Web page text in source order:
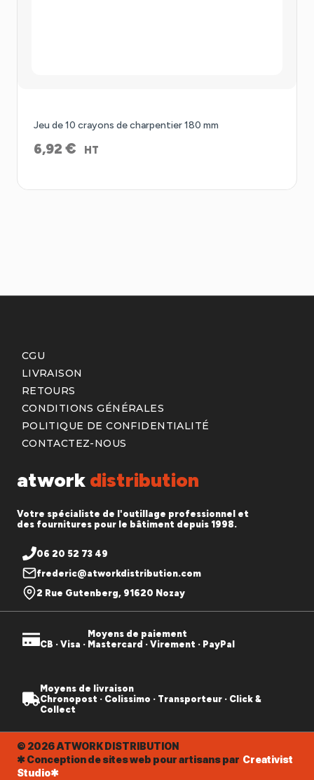
Jeu de 10 crayons de charpentier 180 mm
6,92 € HT
atwork distribution
Votre spécialiste de l'outillage professionnel et
des fournitures pour le bâtiment depuis 1998.
06 20 52 73 49
frederic@atworkdistribution.com
2 Rue Gutenberg, 91620 Nozay
CGU
LIVRAISON
RETOURS
CONDITIONS GÉNÉRALES
POLITIQUE DE CONFIDENTIALITÉ
CONTACTEZ-NOUS
Moyens de paiement
CB · Visa · Mastercard · Virement · PayPal
Moyens de livraison
Chronopost · Colissimo · Transporteur · Click &
Collect
© 2026 ATWORK DISTRIBUTION
✱ Conception de sites web pour artisans par Creativist
Studio✱